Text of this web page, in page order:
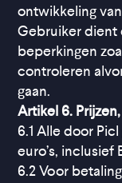
ontwikkeling
Gebruiker dient
beperkingen
controleren
gaan.
Artikel 6.
6.1 Alle door
euro’s, inclusief
6.2 Voor